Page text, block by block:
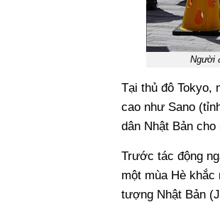
Người
Tại thủ đô Tokyo,
cao như Sano
dân Nhật Bản
Trước tác động
một mùa Hè
tượng Nhật Bản